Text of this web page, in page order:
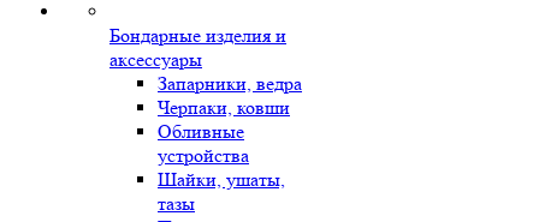
Бондарные изделия и
аксессуары
Запарники, ведра
Черпаки, ковши
Обливные
устройства
Шайки, ушаты,
тазы